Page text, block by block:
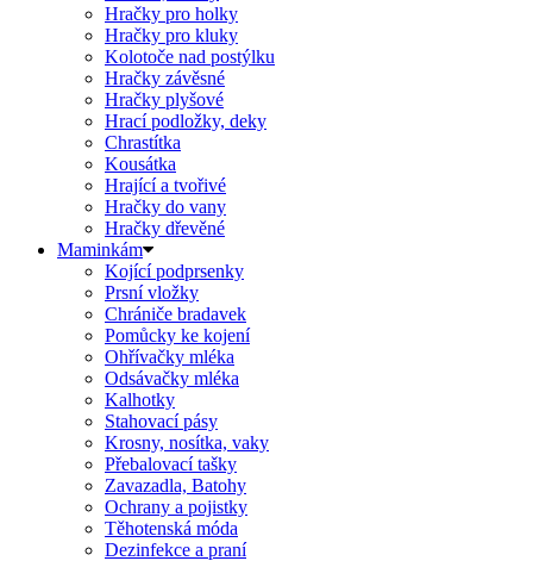
Hračky pro holky
Hračky pro kluky
Kolotoče nad postýlku
Hračky závěsné
Hračky plyšové
Hrací podložky, deky
Chrastítka
Kousátka
Hrající a tvořivé
Hračky do vany
Hračky dřevěné
Maminkám
Kojící podprsenky
Prsní vložky
Chrániče bradavek
Pomůcky ke kojení
Ohřívačky mléka
Odsávačky mléka
Kalhotky
Stahovací pásy
Krosny, nosítka, vaky
Přebalovací tašky
Zavazadla, Batohy
Ochrany a pojistky
Těhotenská móda
Dezinfekce a praní